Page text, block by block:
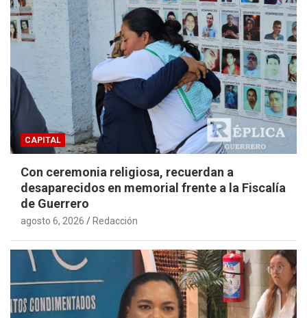
CAPITAL
Con ceremonia religiosa, recuerdan a
desaparecidos en memorial frente a la Fiscalía
de Guerrero
agosto 6, 2026 Redacción